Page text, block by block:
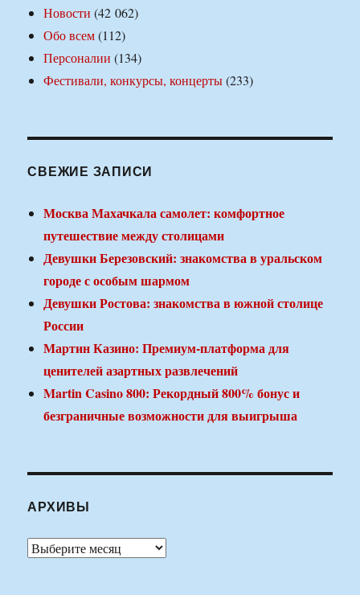
Новости (42 062)
Обо всем(112)
Персоналии (134)
Фестивали, конкурсы, концерты(233)
СВЕЖИЕ ЗАПИСИ
Москва Махачкала самолет: комфортное
путешествие между столицами
Девушки Березовский: знакомства в уральском
городе с особым шармом
Девушки Ростова: знакомства в южной столице
России
Мартин Казино: Премиум-платформа для
ценителей азартных развлечений
Martin Casino 800: Рекордный 800% бонус и
безграничные возможности для выигрыша
АРХИВЫ
Архивы